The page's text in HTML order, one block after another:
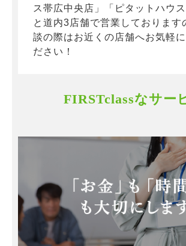
ス帯広中央店」「ピタットハウス
と道内3店舗で営業しております
談の際はお近くの店舗へお気軽に
ださい！
FIRSTclassなサー